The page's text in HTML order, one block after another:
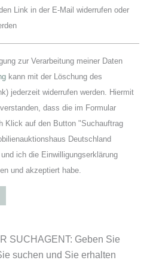
Link in der E-Mail widerrufen oder
zur Verarbeitung meiner Daten
kann mit der Löschung des
jederzeit widerrufen werden. Hiermit
dass die im Formular
Klick auf den Button "Suchauftrag
Deutschland
ich die Einwilligungserklärung
und akzeptiert habe.
SUCHAGENT: Geben Sie
suchen und Sie erhalten